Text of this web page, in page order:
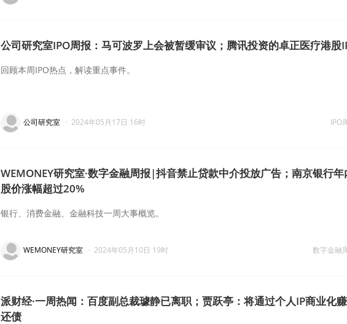
公司研究室IPO周报：马可波罗上会被暂缓审议；腾讯投资的卓正医疗港股
回顾本周IPO热点，解读重点事件。
IPO
公司研究室 · 2024年05月17日 16时
WEMONEY研究室·数字金融周报|抖音禁止贷款中介投放广告；南京银行年
股价涨幅超过20%
银行、消费金融、金融科技一周大事概览。
数字金融
WEMONEY研究室 · 2024年05月10日 19时
派财经·一周热闻：百度副总裁璩静已离职；贾跃亭：将通过个人IP商业化
还债